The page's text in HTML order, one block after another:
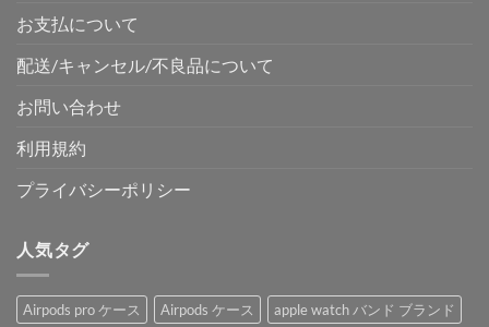
お支払について
配送/キャンセル/不良品について
お問い合わせ
利用規約
プライバシーポリシー
人気タグ
Airpods pro ケース Airpods ケース
apple watch バンド ブランド